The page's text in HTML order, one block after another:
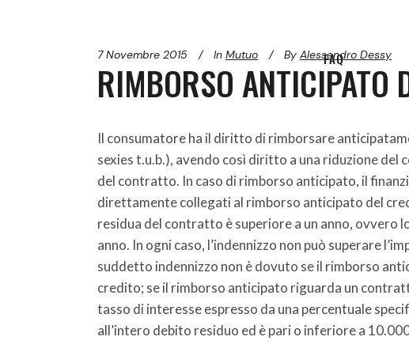
FAQ
7 Novembre 2015 In Mutuo By Alessandro Dessy
RIMBORSO ANTICIPATO
Il consumatore ha il diritto di rimborsare
sexies t.u.b.), avendo così diritto a una riduzione
del contratto. In caso di rimborso anticipato, il
direttamente collegati al rimborso anticipato del
residua del contratto è superiore a un anno, ovvero
anno. In ogni caso, l’indennizzo non può superare
suddetto indennizzo non è dovuto se il rimborso
credito; se il rimborso anticipato riguarda un
tasso di interesse espresso da una percentuale
all’intero debito residuo ed è pari o inferiore a